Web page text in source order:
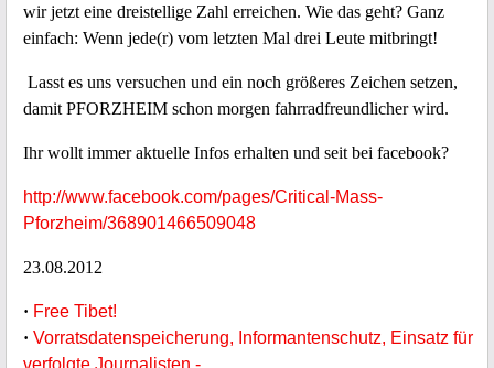
wir jetzt eine dreistellige Zahl erreichen. Wie das geht? Ganz
einfach: Wenn jede(r) vom letzten Mal drei Leute mitbringt!
Lasst es uns versuchen und ein noch größeres Zeichen setzen,
damit PFORZHEIM schon morgen fahrradfreundlicher wird.
Ihr wollt immer aktuelle Infos erhalten und seit bei facebook?
http://www.facebook.com/pages/Critical-Mass-
Pforzheim/368901466509048
23.08.2012
· Free Tibet!
· Vorratsdatenspeicherung, Informantenschutz, Einsatz für